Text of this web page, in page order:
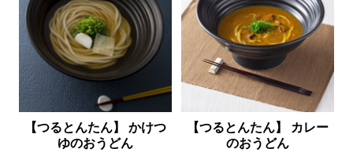
【つるとんたん】 かけつ
ゆのおうどん
【つるとんたん】 カレー
のおうどん